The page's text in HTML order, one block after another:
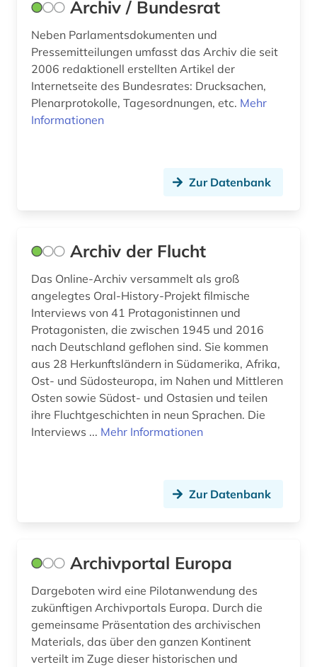
migration (3)
mikrosoziologie (1)
militär (2)
militärwissenschaft (1)
monitoring (1)
naher osten (2)
nationalkonvent (1)
nationalsozialismus (1)
nato (2)
niedersachsen (1)
online-informationssystem (1)
online-publikation (8)
open access (3)
Archiv / Bundesrat
Neben Parlamentsdokumenten und
Pressemitteilungen umfasst das Archiv die seit
2006 redaktionell erstellten Artikel der
Internetseite des Bundesrates: Drucksachen,
Plenarprotokolle, Tagesordnungen, etc. Mehr
Informationen
Zur Datenbank
Archiv der Flucht
Das Online-Archiv versammelt als groß
angelegtes Oral-History-Projekt filmische
Interviews von 41 Protagonistinnen und
Protagonisten, die zwischen 1945 und 2016
nach Deutschland geflohen sind. Sie kommen
aus 28 Herkunftsländern in Südamerika, Afrika,
Ost- und Südosteuropa, im Nahen und Mittleren
Osten sowie Südost- und Ostasien und teilen
ihre Fluchtgeschichten in neun Sprachen. Die
Interviews ... Mehr Informationen
Zur Datenbank
Archivportal Europa
Dargeboten wird eine Pilotanwendung des
zukünftigen Archivportals Europa. Durch die
gemeinsame Präsentation des archivischen
Materials, das über den ganzen Kontinent
verteilt im Zuge dieser historischen und